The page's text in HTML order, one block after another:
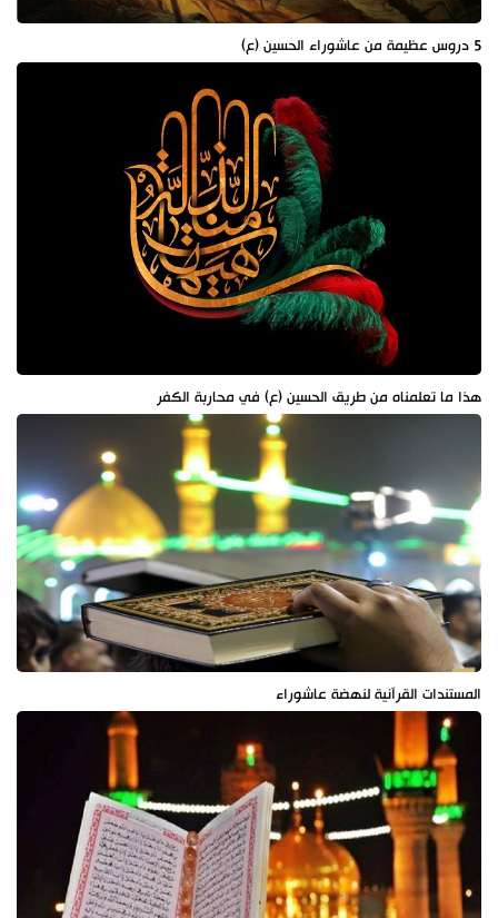
5 دروس عظيمة من عاشوراء الحسين (ع)
هذا ما تعلمناه من طريق الحسين (ع) في محاربة الكفر
المستندات القرآنية لنهضة عاشوراء